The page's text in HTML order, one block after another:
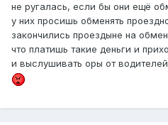
не ругалась, если бы они ещё
у них просишь обменять
закончились проездыне на
что платишь такие деньги и
и выслушивать оры от водителей